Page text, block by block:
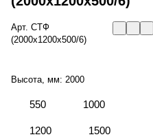
Арт. СТФ
(2000x1200x500/6)
Высота, мм: 2000
550 1000
1200 1500